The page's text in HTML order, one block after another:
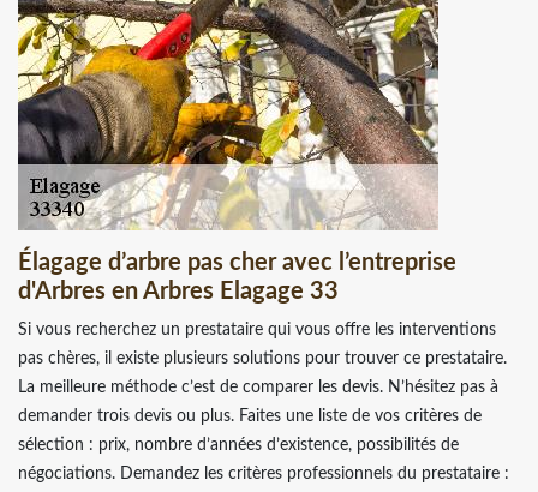
Élagage d’arbre pas cher avec l’entreprise
d'Arbres en Arbres Elagage 33
Si vous recherchez un prestataire qui vous offre les interventions
pas chères, il existe plusieurs solutions pour trouver ce prestataire.
La meilleure méthode c’est de comparer les devis. N’hésitez pas à
demander trois devis ou plus. Faites une liste de vos critères de
sélection : prix, nombre d’années d’existence, possibilités de
négociations. Demandez les critères professionnels du prestataire :